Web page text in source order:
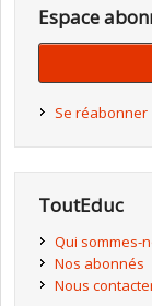
Espace
Se réabonner
ToutEduc
Qui sommes-
Nos abonnés
Nous